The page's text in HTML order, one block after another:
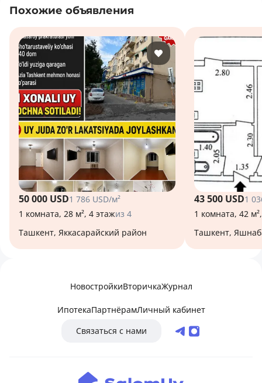
Похожие объявления
50 000 USD1 786 USD/м²
1 комната, 28 м², 4 этажиз 4
Ташкент, Яккасарайский район
43 500 USD1
1 комната, 42
Ташкент,
НовостройкиВторичкаЖурнал
ИпотекаПартнёрамЛичный кабинет
Связаться с нами